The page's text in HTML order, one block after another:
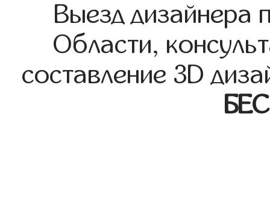
Выезд дизайнера
Области,
составление 3D